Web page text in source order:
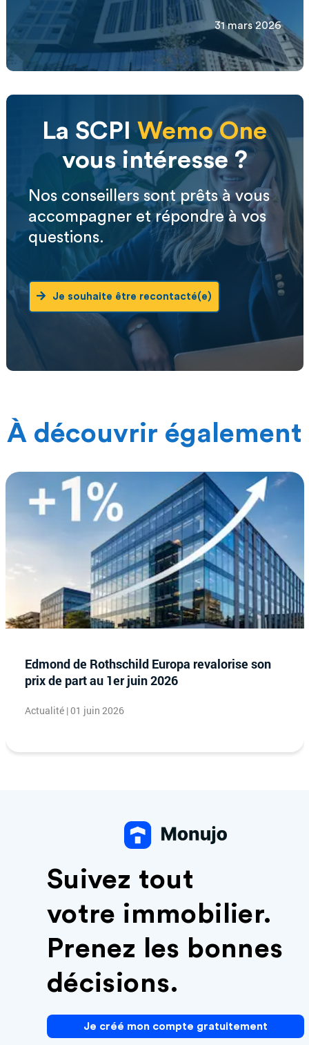
31 mars 2026
La SCPIWemo One
vous intéresse ?
Nos conseillers sont prêts à vous
accompagner et répondre à vos
questions.
Je souhaite être recontacté(e)
À découvrir également
Edmond de Rothschild Europa revalorise son
prix de part au 1er juin 2026
Actualité | 01 juin 2026
Suivez tout
votre immobilier.
Prenez les bonnes
décisions.
Je créé mon compte gratuitement